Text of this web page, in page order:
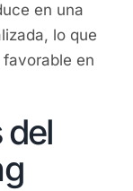
en una
lo que
en
del